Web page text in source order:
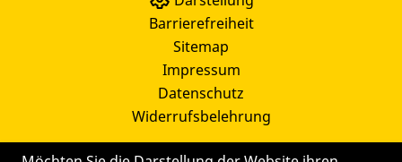
Barrierefreiheit
Sitemap
Impressum
Datenschutz
Widerrufsbelehrung